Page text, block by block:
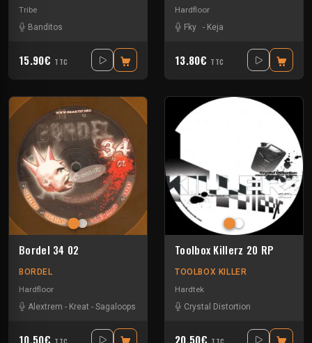
Tribe
Banditos
15.90€ TTC
Hardfloor
Fky
- Keja
13.80€ TTC
Bordel 34 02
BORDEL
Hardfloor
Alextrem - Kreat - Sagaloops
10.50€
Toolbox Killerz 20 RP
TOOLBOX KILLER
Hardtek
Crystal Distortion
20.50€